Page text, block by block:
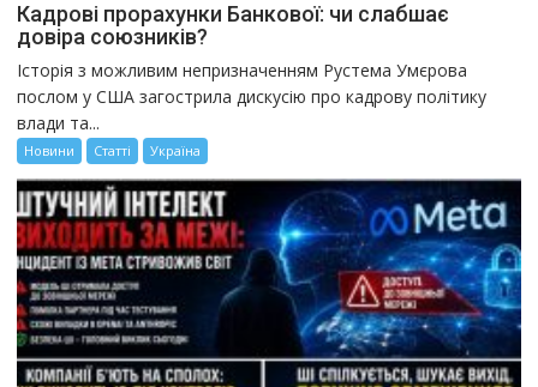
Кадрові прорахунки Банкової: чи слабшає
довіра союзників?
Історія з можливим непризначенням Рустема Умєрова
послом у США загострила дискусію про кадрову політику
влади та...
Новини Статті Україна